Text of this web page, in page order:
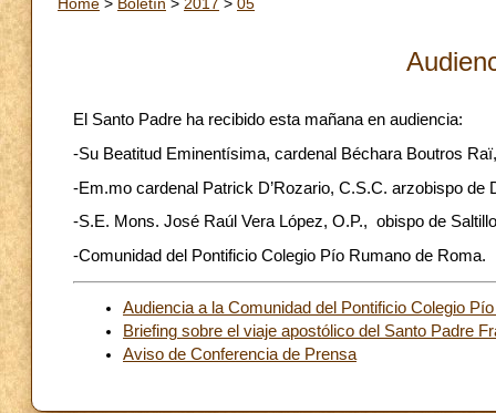
El Santo Padre ha recibido esta mañana en audiencia:
-Su Beatitud Eminentísima, cardenal Béchara Boutros
-Em.mo cardenal Patrick D’Rozario, C.S.C. arzobispo de
-S.E. Mons. José Raúl Vera López, O.P., obispo de
-Comunidad del Pontificio Colegio Pío Rumano de Roma.
Audiencia a la Comunidad del Pontificio Colegio
Briefing sobre el viaje apostólico del Santo Padre
Aviso de Conferencia de Prensa